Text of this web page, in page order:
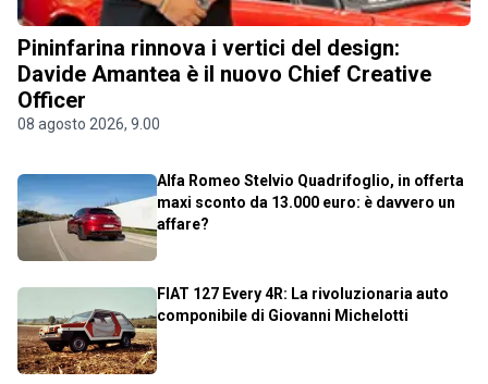
Pininfarina rinnova i vertici del design:
Davide Amantea è il nuovo Chief Creative
Officer
08 agosto 2026, 9.00
Alfa Romeo Stelvio Quadrifoglio, in offerta
maxi sconto da 13.000 euro: è davvero un
affare?
FIAT 127 Every 4R: La rivoluzionaria auto
componibile di Giovanni Michelotti